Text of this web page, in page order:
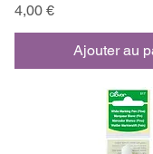
Prix
4,00 €
Ajouter au